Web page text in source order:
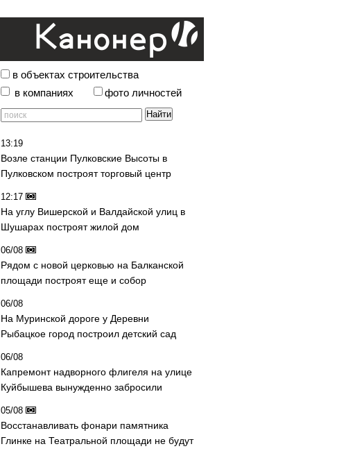
в объектах строительства
в компаниях
фото личностей
13:19
Возле станции Пулковские Высоты в
Пулковском построят торговый центр
12:17
На углу Вишерской и Валдайской улиц в
Шушарах построят жилой дом
06/08
Рядом с новой церковью на Балканской
площади построят еще и собор
06/08
На Муринской дороге у Деревни
Рыбацкое город построил детский сад
06/08
Капремонт надворного флигеля на улице
Куйбышева вынужденно забросили
05/08
Восстанавливать фонари памятника
Глинке на Театральной площади не будут